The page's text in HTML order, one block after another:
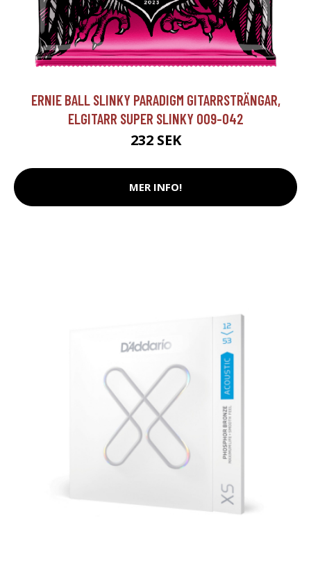
ERNIE BALL SLINKY PARADIGM GITARRSTRÄNGAR,
ELGITARR SUPER SLINKY 009-042
232 SEK
MER INFO!